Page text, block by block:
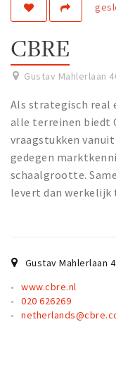
Work
Travel
Sports & leisure
Magazine
Columns
Interviews
Hello Zuidas
Membership
Contact
Partner Apps
CBRE
Gustav Mahlerlaan
Als strategisch real
alle terreinen biedt
vraagstukken
gedegen
schaalgrootte.
levert dan werkelijk
Gustav Mahlerlaan
www.cbre.nl
020 626269